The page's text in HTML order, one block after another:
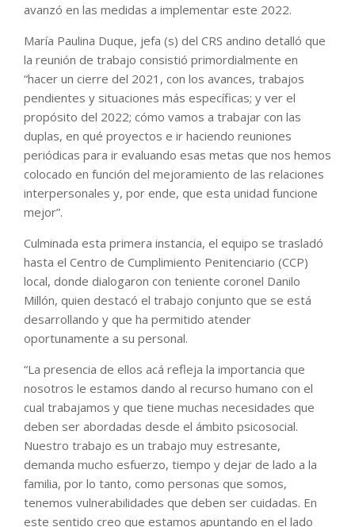
avanzó en las medidas a implementar este 2022.
María Paulina Duque, jefa (s) del CRS andino detalló que
la reunión de trabajo consistió primordialmente en
“hacer un cierre del 2021, con los avances, trabajos
pendientes y situaciones más específicas; y ver el
propósito del 2022; cómo vamos a trabajar con las
duplas, en qué proyectos e ir haciendo reuniones
periódicas para ir evaluando esas metas que nos hemos
colocado en función del mejoramiento de las relaciones
interpersonales y, por ende, que esta unidad funcione
mejor”.
Culminada esta primera instancia, el equipo se trasladó
hasta el Centro de Cumplimiento Penitenciario (CCP)
local, donde dialogaron con teniente coronel Danilo
Millón, quien destacó el trabajo conjunto que se está
desarrollando y que ha permitido atender
oportunamente a su personal.
“La presencia de ellos acá refleja la importancia que
nosotros le estamos dando al recurso humano con el
cual trabajamos y que tiene muchas necesidades que
deben ser abordadas desde el ámbito psicosocial.
Nuestro trabajo es un trabajo muy estresante,
demanda mucho esfuerzo, tiempo y dejar de lado a la
familia, por lo tanto, como personas que somos,
tenemos vulnerabilidades que deben ser cuidadas. En
este sentido creo que estamos apuntando en el lado